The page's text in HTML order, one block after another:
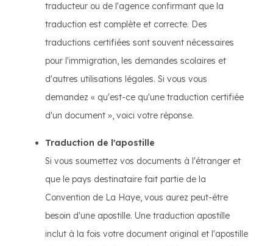
traducteur ou de l'agence confirmant que la
traduction est complète et correcte. Des
traductions certifiées sont souvent nécessaires
pour l'immigration, les demandes scolaires et
d'autres utilisations légales. Si vous vous
demandez « qu'est-ce qu'une traduction certifiée
d'un document », voici votre réponse.
Traduction de l'apostille
Si vous soumettez vos documents à l'étranger et
que le pays destinataire fait partie de la
Convention de La Haye, vous aurez peut-être
besoin d'une apostille. Une traduction apostille
inclut à la fois votre document original et l'apostille